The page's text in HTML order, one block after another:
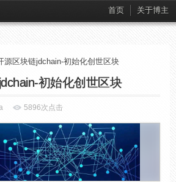
首页 关于博主
源区块链jdchain-初始化创世区块
初始化创世区块
5896次点击